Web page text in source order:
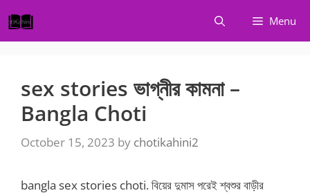
to
content
Menu
sex stories ভাগ্নীর কামনা –
Bangla Choti
October 15, 2023 by chotikahini2
bangla sex stories choti. বিয়ের দুমাস পরেই শ্বশুর বাড়ীর